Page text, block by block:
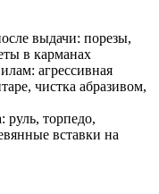
выдачи: порезы,
в карманах
агрессивная
чистка абразивом,
руль, торпедо,
вставки на